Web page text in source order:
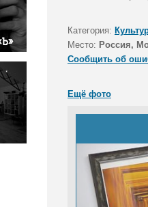
Категория:
Место: Россия,
Сообщить об
Ещё фото